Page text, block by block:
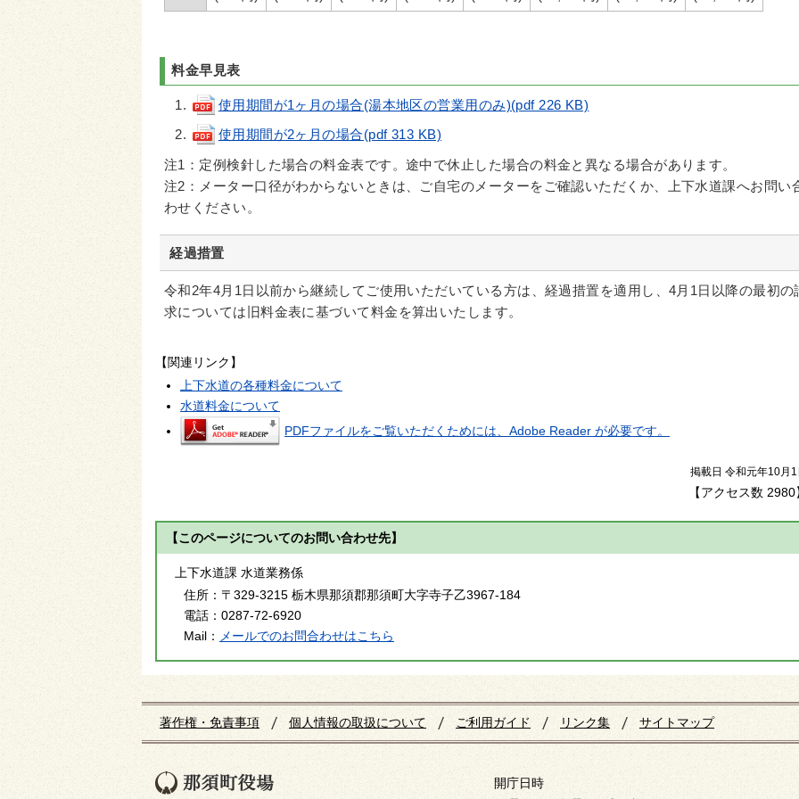
料金早見表
使用期間が1ヶ月の場合(湯本地区の営業用のみ)(pdf 226 KB)
使用期間が2ヶ月の場合(pdf 313 KB)
注1：定例検針した場合の料金表です。途中で休止した場合の料金と異なる場合があります。
注2：メーター口径がわからないときは、ご自宅のメーターをご確認いただくか、上下水道課へお問い
わせください。
経過措置
令和2年4月1日以前から継続してご使用いただいている方は、経過措置を適用し、4月1日以降の最初の
求については旧料金表に基づいて料金を算出いたします。
【関連リンク】
上下水道の各種料金について
水道料金について
PDFファイルをご覧いただくためには、Adobe Reader が必要です。
掲載日 令和元年10月
【アクセス数 2980
【このページについてのお問い合わせ先】
上下水道課 水道業務係
住所： 〒329-3215 栃木県那須郡那須町大字寺子乙3967-184
電話： 0287-72-6920
Mail：
メールでのお問合わせはこちら
著作権・免責事項 個人情報の取扱について ご利用ガイド リンク集 サイトマップ
開庁日時